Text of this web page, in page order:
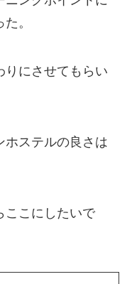
。
りにさせてもらい
ホステルの良さは
ここにしたいで